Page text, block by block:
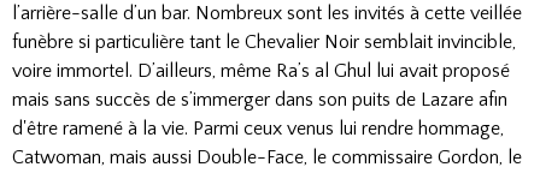
l’arrière-salle d’un bar. Nombreux sont les invités à cette veillée
funèbre si particulière tant le Chevalier Noir semblait invincible,
voire immortel. D’ailleurs, même Ra’s al Ghul lui avait proposé
mais sans succès de s’immerger dans son puits de Lazare afin
d'être ramené à la vie. Parmi ceux venus lui rendre hommage,
Catwoman, mais aussi Double-Face, le commissaire Gordon, le